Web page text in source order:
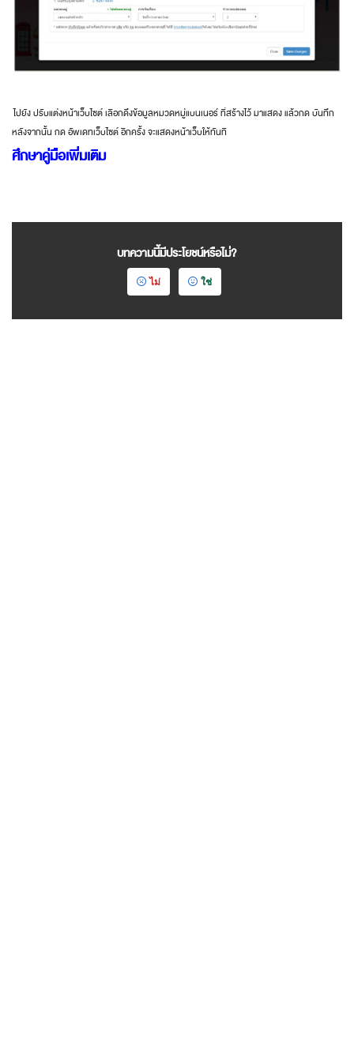
ไปยัง ปรับแต่งหน้าเว็บไซต์ เลือกดึงข้อมูลหมวดหมู่แบนเนอร์ ที่สร้างไว้ มาแสดง แล้วกด บันทึก
หลังจากนั้น กด อัพเดทเว็บไซต์ อีกครั้ง จะแสดงหน้าเว็บให้ทันที
ศึกษาคู่มือเพิ่มเติม
บทความนี้มีประโยชน์หรือไม่?
ไม่ ใช่